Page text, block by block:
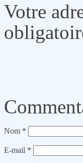
Votre
Nom *
E-mail *